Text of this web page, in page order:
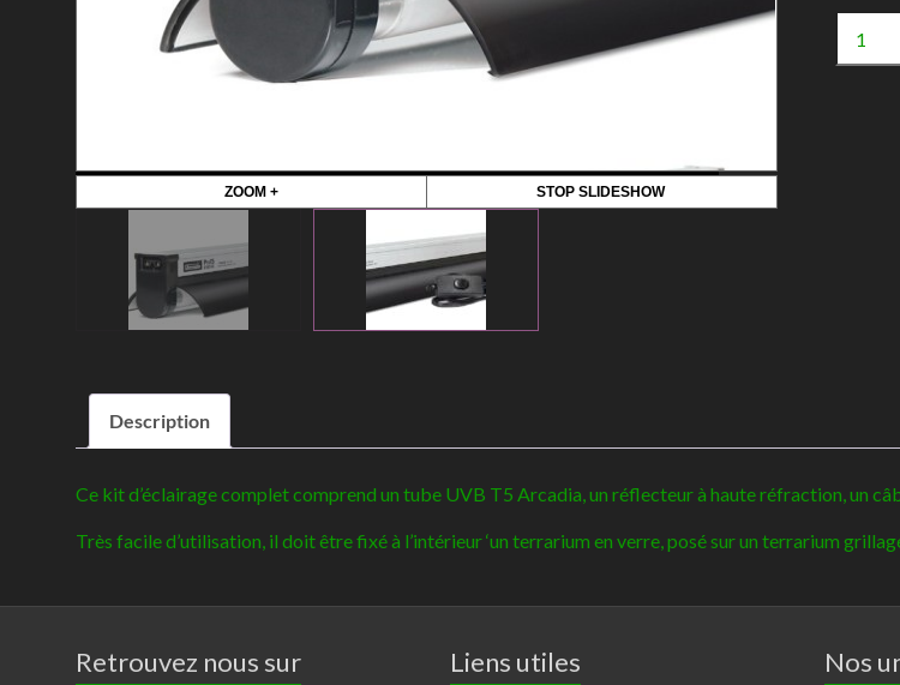
ZOOM + STOP SLIDESHOW
Description
Ce kit d’éclairage complet comprend un tube UVB T5 Arcadia, un réflecteur à haute réfraction, un
Très facile d’utilisation, il doit être fixé à l’intérieur ‘un terrarium en verre, posé sur un terrarium
Retrouvez nous sur
Liens utiles Nos